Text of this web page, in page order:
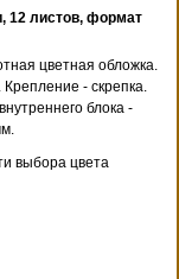
12 листов, формат
цветная обложка.
- скрепка.
блока -
выбора цвета